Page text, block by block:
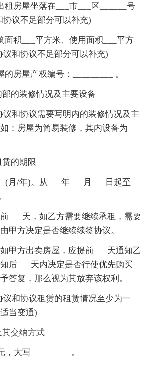
租房屋坐落在___市___区______号
议不足部分可以补充)
面积___平方米、使用面积___平方
和协议不足部分可以补充)
房屋产权编号：_________ 。
的装修情况及主要设备
议和协议需要写明内的装修情况及主
：房屋为简易装修，其内设备为
的期限
月/年)。从___年___月___日起至
___天，如乙方需要继续承租，需要
甲方决定是否继续续签协议。
甲方出卖房屋，应提前___天通知乙
后___天内决定是否行使优先购买
答复，那么视为其放弃该权利。
议和协议租赁的租赁情况至少为一
当变通)
交纳方式
大写_________。